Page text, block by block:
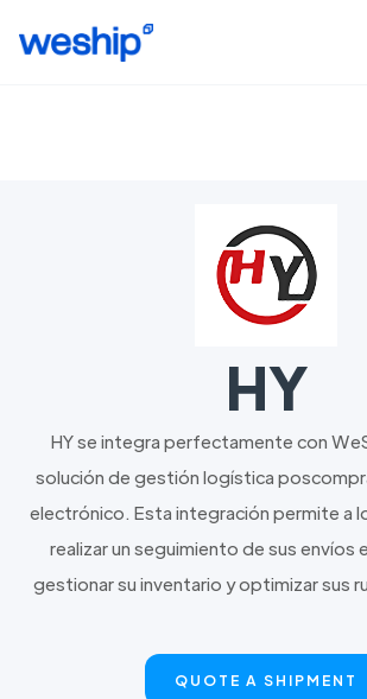
HY
HY se integra perfectamente con
solución de gestión logística
electrónico. Esta integración permite a
realizar un seguimiento de sus envíos
gestionar su inventario y optimizar sus
QUOTE A SHIPMENT